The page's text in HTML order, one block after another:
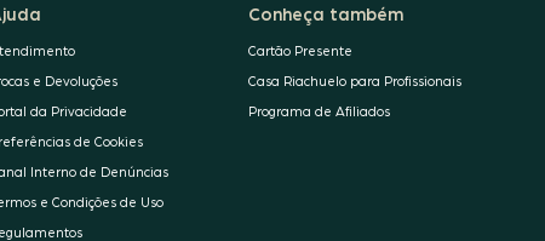
e Devoluções
da Privacidade
de Cookies
Interno de Denúncias
e Condições de Uso
Conheça também
Cartão Presente
Casa Riachuelo para Profissionais
Programa de Afiliados